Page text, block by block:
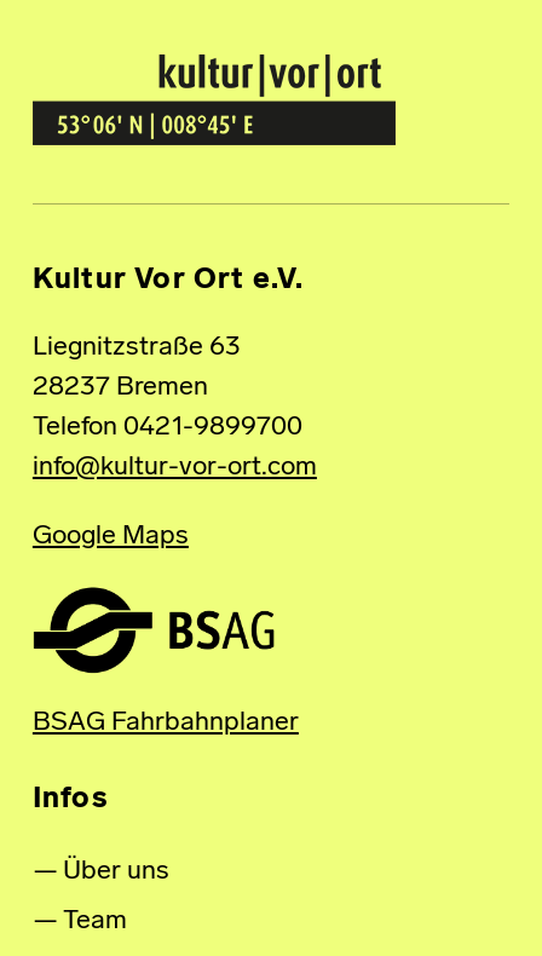
Kultur Vor Ort
BREMEN GRÖPELINGEN
Kultur Vor Ort e.V.
Liegnitzstraße 63
28237 Bremen
Telefon 0421-9899700
info@kultur-vor-ort.com
Google Maps
BSAG Fahrbahnplaner
Infos
Über uns
Team